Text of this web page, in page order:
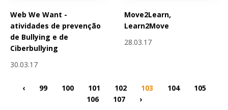
Web We Want -
atividades de prevenção
de Bullying e de
Ciberbullying
30.03.17
Move2Learn,
Learn2Move
28.03.17
‹ 99 100 101 102 103 104
105
106
107 ›